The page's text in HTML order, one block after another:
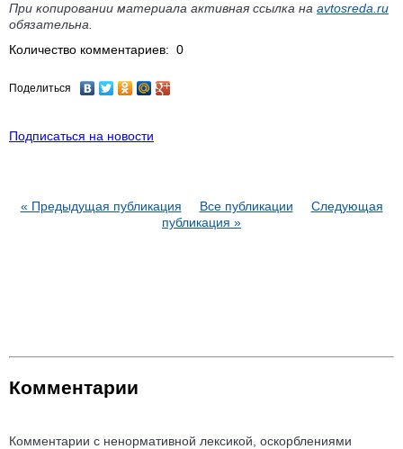
При копировании материала активная ссылка на avtosreda.ru
обязательна.
Количество комментариев: 0
Поделиться
Подписаться на новости
« Предыдущая публикация Все публикации
Следующая
публикация »
Комментарии
Комментарии с ненормативной лексикой, оскорблениями